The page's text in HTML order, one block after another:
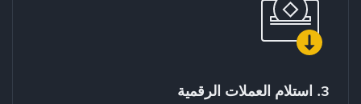
3. استلام العملات الرقمية